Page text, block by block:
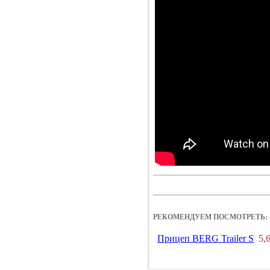
РЕКОМЕНДУЕМ ПОСМОТРЕТЬ:
Прицеп BERG Trailer S